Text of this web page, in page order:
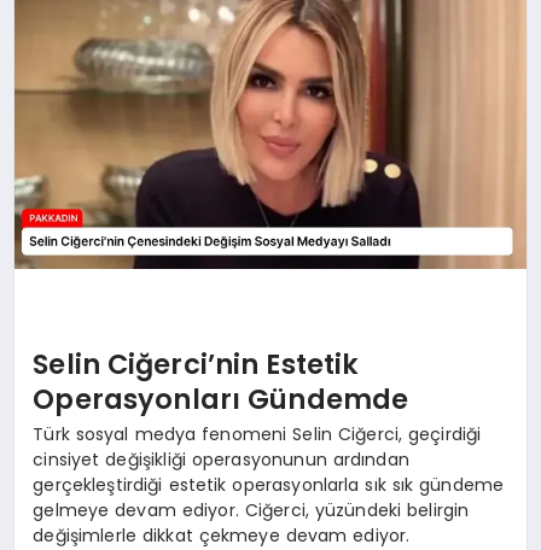
KIMDIR?
HESAPLAMALAR
Selin Ciğerci’nin Estetik
Operasyonları Gündemde
Türk sosyal medya fenomeni Selin Ciğerci, geçirdiği
cinsiyet değişikliği operasyonunun ardından
gerçekleştirdiği estetik operasyonlarla sık sık gündeme
gelmeye devam ediyor. Ciğerci, yüzündeki belirgin
değişimlerle dikkat çekmeye devam ediyor.